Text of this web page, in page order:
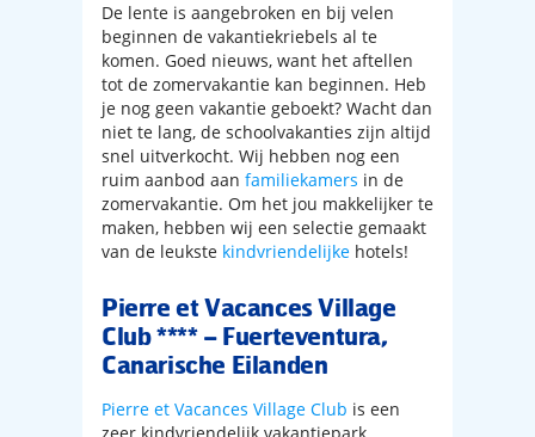
De lente is aangebroken en bij velen
beginnen de vakantiekriebels al te
komen. Goed nieuws, want het aftellen
tot de zomervakantie kan beginnen. Heb
je nog geen vakantie geboekt? Wacht dan
niet te lang, de schoolvakanties zijn altijd
snel uitverkocht. Wij hebben nog een
ruim aanbod aan familiekamers in de
zomervakantie. Om het jou makkelijker te
maken, hebben wij een selectie gemaakt
van de leukste kindvriendelijke hotels!
Pierre et Vacances Village
Club **** – Fuerteventura,
Canarische Eilanden
Pierre et Vacances Village Club is een